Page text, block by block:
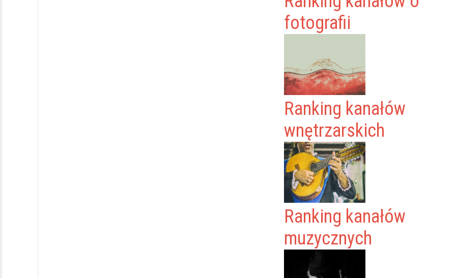
fotografii
Ranking kanałów
wnętrzarskich
Ranking kanałów
muzycznych